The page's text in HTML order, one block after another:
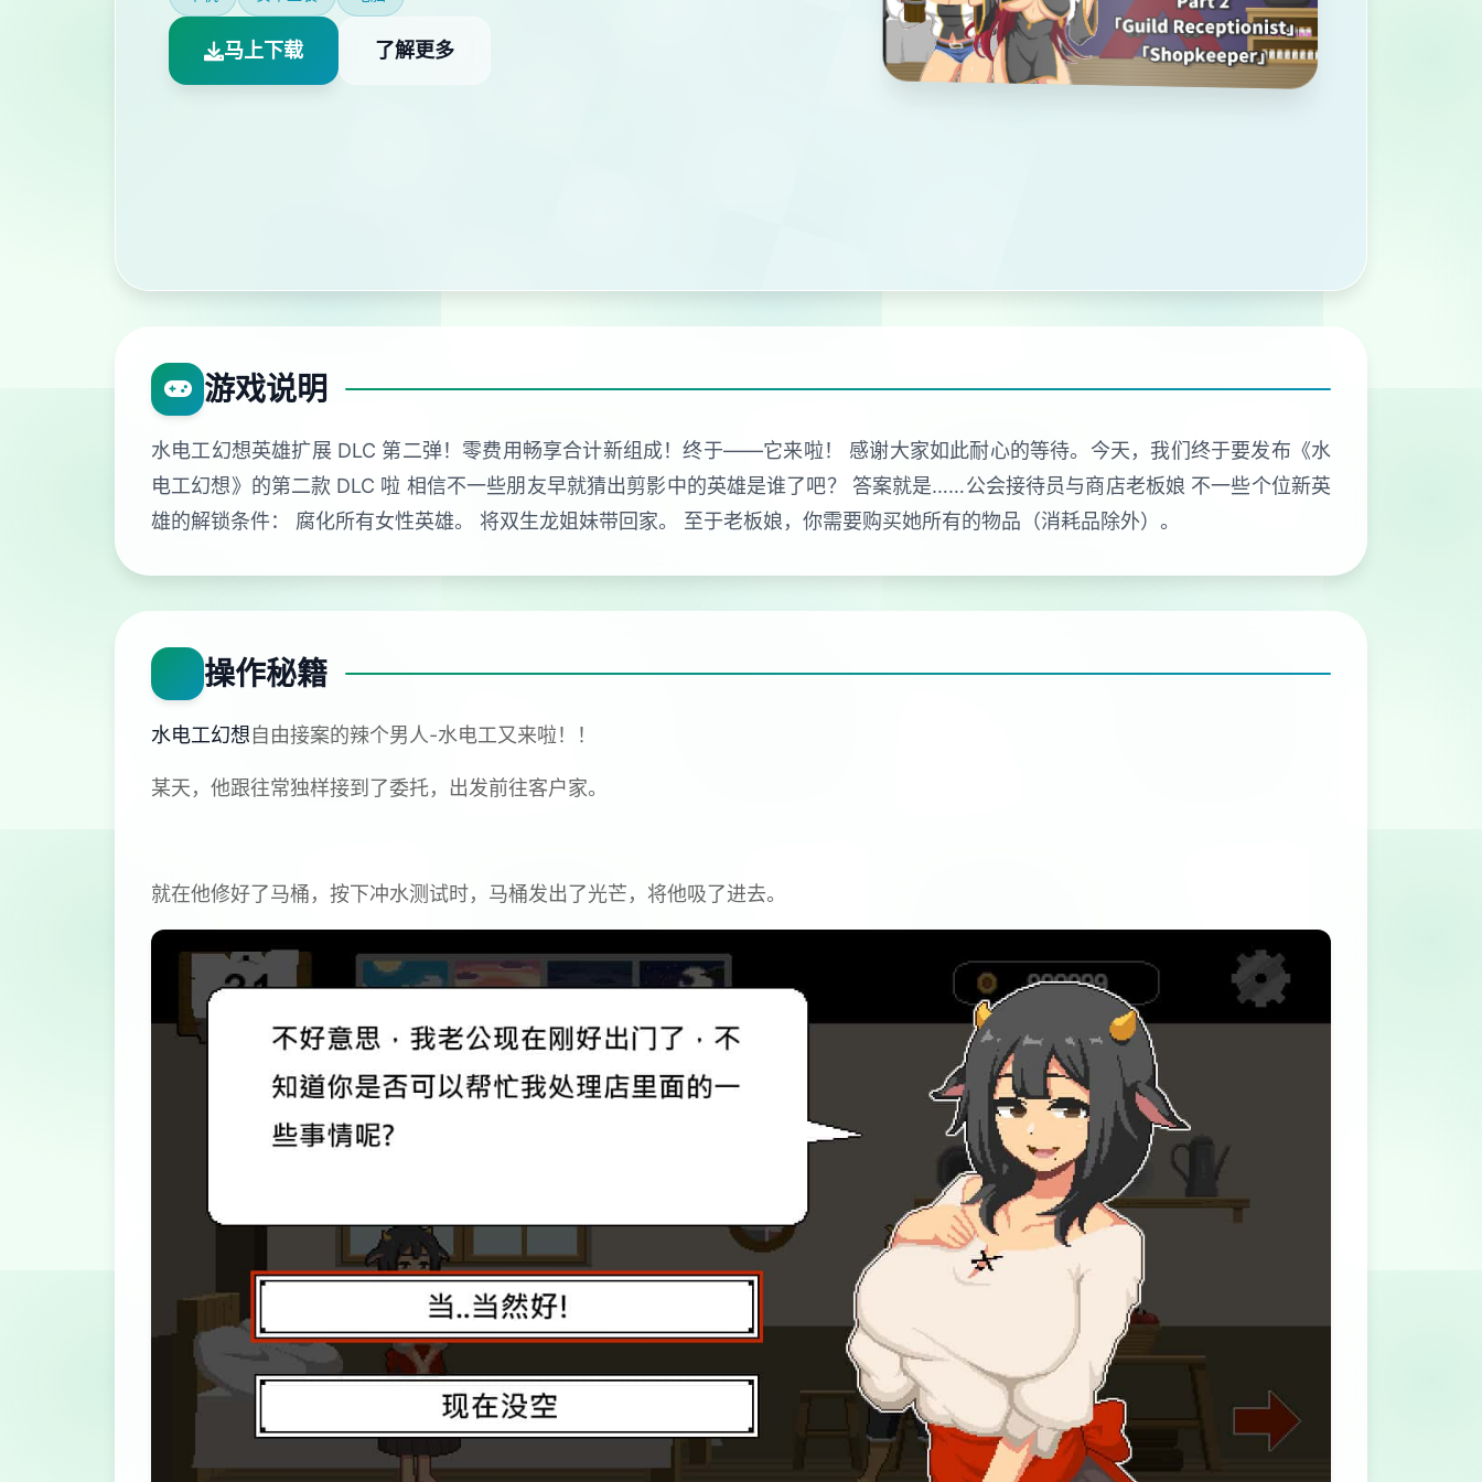
马上下载 了解更多
游戏说明
水电工幻想英雄扩展 DLC 第二弹！零费用畅享合计新组成！终于——它来啦！ 感谢大家如此耐心的等待。今天，我们终于要发布《水
电工幻想》的第二款 DLC 啦 相信不一些朋友早就猜出剪影中的英雄是谁了吧？ 答案就是……公会接待员与商店老板娘 不一些个位新英
雄的解锁条件： 腐化所有女性英雄。 将双生龙姐妹带回家。 至于老板娘，你需要购买她所有的物品（消耗品除外）。
操作秘籍
水电工幻想自由接案的辣个男人-水电工又来啦！！
某天，他跟往常独样接到了委托，出发前往客户家。
就在他修好了马桶，按下冲水测试时，马桶发出了光芒，将他吸了进去。